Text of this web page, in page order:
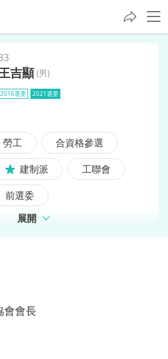
吉顯 (男)
2016選委 2021選委
勞工
合資格參選
建制派
工聯會
前選委
展開
會會長